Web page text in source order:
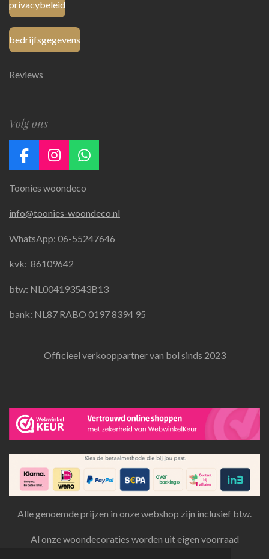
privacybeleid
bedrijfsgegevens
Reviews
Volg ons
F
c
b
o
k
I
s
a
g
a
W
a
s
A
Toonies woondeco
info@toonies-woondeco.nl
WhatsApp: 06-55247646
kvk: 86109642
btw: NL004193543B13
bank: NL87 RABO 0197 8394 95
Officieel verkooppartner van bol sinds 2023
Alle genoemde prijzen in onze webshop zijn inclusief btw.
Al onze woondecoraties worden uit eigen voorraad